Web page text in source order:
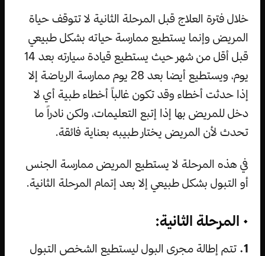
خلال فترة العلاج قبل المرحلة الثانية لا تتوقف حياة
المريض وإنما يستطيع ممارسة حياته بشكل طبيعي
قبل أقل من شهر حيث يستطيع قيادة سيارته بعد 14
يوم، ويستطيع أيضا بعد 28 يوم ممارسة الرياضة إلا
إذا حدثت أخطاء وقد تكون غالباً أخطاء طبية أي لا
دخل للمريض بها إذا إتبع التعليمات، ولكن نادراً ما
تحدث لأن المريض يختار طبيبه بعناية فائقة.
في هذه المرحلة لا يستطيع المريض ممارسة الجنس
أو التبول بشكل طبيعي إلا بعد إتمام المرحلة الثانية.
• المرحلة الثانية:
1. تتم إطالة مجرى البول ليستطيع الشخص التبول